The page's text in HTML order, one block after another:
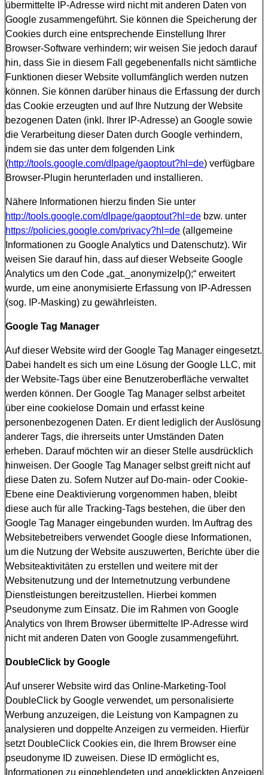
übermittelte IP-Adresse wird nicht mit anderen Daten von
Google zusammengeführt. Sie können die Speicherung der
Cookies durch eine entsprechende Einstellung Ihrer
Browser-Software verhindern; wir weisen Sie jedoch darauf
hin, dass Sie in diesem Fall gegebenenfalls nicht sämtliche
Funktionen dieser Website vollumfänglich werden nutzen
können. Sie können darüber hinaus die Erfassung der durch
das Cookie erzeugten und auf Ihre Nutzung der Website
bezogenen Daten (inkl. Ihrer IP-Adresse) an Google sowie
die Verarbeitung dieser Daten durch Google verhindern,
indem sie das unter dem folgenden Link
(http://tools.google.com/dlpage/gaoptout?hl=de) verfügbare
Browser-Plugin herunterladen und installieren.
Nähere Informationen hierzu finden Sie unter
http://tools.google.com/dlpage/gaoptout?hl=de bzw. unter
https://policies.google.com/privacy?hl=de (allgemeine
Informationen zu Google Analytics und Datenschutz). Wir
weisen Sie darauf hin, dass auf dieser Webseite Google
Analytics um den Code „gat._anonymizeIp();“ erweitert
wurde, um eine anonymisierte Erfassung von IP-Adressen
(sog. IP-Masking) zu gewährleisten.
Google Tag Manager
Auf dieser Website wird der Google Tag Manager eingesetzt.
Dabei handelt es sich um eine Lösung der Google LLC, mit
der Website-Tags über eine Benutzeroberfläche verwaltet
werden können. Der Google Tag Manager selbst arbeitet
über eine cookielose Domain und erfasst keine
personenbezogenen Daten. Er dient lediglich der Auslösung
anderer Tags, die ihrerseits unter Umständen Daten
erheben. Darauf möchten wir an dieser Stelle ausdrücklich
hinweisen. Der Google Tag Manager selbst greift nicht auf
diese Daten zu. Sofern Nutzer auf Do-main- oder Cookie-
Ebene eine Deaktivierung vorgenommen haben, bleibt
diese auch für alle Tracking-Tags bestehen, die über den
Google Tag Manager eingebunden wurden. Im Auftrag des
Websitebetreibers verwendet Google diese Informationen,
um die Nutzung der Website auszuwerten, Berichte über die
Websiteaktivitäten zu erstellen und weitere mit der
Websitenutzung und der Internetnutzung verbundene
Dienstleistungen bereitzustellen. Hierbei kommen
Pseudonyme zum Einsatz. Die im Rahmen von Google
Analytics von Ihrem Browser übermittelte IP-Adresse wird
nicht mit anderen Daten von Google zusammengeführt.
DoubleClick by Google
Auf unserer Website wird das Online-Marketing-Tool
DoubleClick by Google verwendet, um personalisierte
Werbung anzuzeigen, die Leistung von Kampagnen zu
analysieren und doppelte Anzeigen zu vermeiden. Hierfür
setzt DoubleClick Cookies ein, die Ihrem Browser eine
pseudonyme ID zuweisen. Diese ID ermöglicht es,
Informationen zu eingeblendeten und angeklickten Anzeigen